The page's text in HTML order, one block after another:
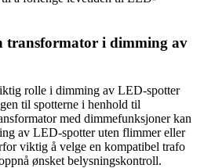
transformator i dimming av
rolle i dimming av LED-spotter
til spotterne i henhold til
med dimmefunksjoner kan
av LED-spotter uten flimmer eller
viktig å velge en kompatibel trafo
ønsket belysningskontroll.